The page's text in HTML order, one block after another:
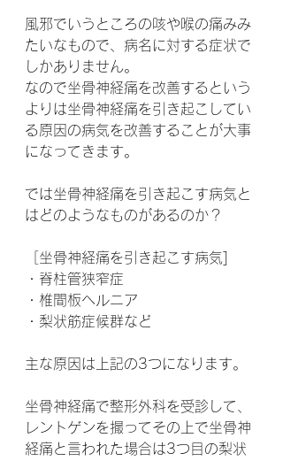
風邪でいうところの咳や喉の痛みみ
たいなもので、病名に対する症状で
しかありません。
なので坐骨神経痛を改善するという
よりは坐骨神経痛を引き起こしてい
る原因の病気を改善することが大事
になってきます。
では坐骨神経痛を引き起こす病気と
はどのようなものがあるのか？
［坐骨神経痛を引き起こす病気]
・脊柱管狭窄症
・椎間板ヘルニア
・梨状筋症候群など
主な原因は上記の3つになります。
坐骨神経痛で整形外科を受診して、
レントゲンを撮ってその上で坐骨神
経痛と言われた場合は3つ目の梨状